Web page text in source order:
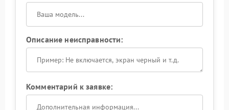
Описание неисправности:
Комментарий к заявке: